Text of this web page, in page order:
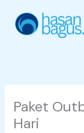
content
Paket
Hari